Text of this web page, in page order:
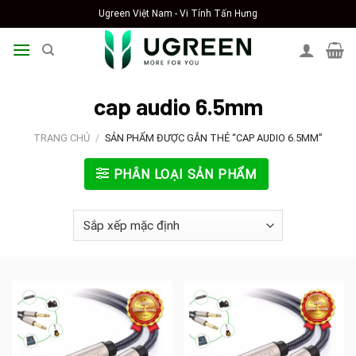
to
content
Ugreen Việt Nam - Vi Tính Tấn Hưng
cap audio 6.5mm
TRANG CHỦ / SẢN PHẨM ĐƯỢC GẮN THẺ “CAP AUDIO 6.5MM”
PHÂN LOẠI SẢN PHẨM